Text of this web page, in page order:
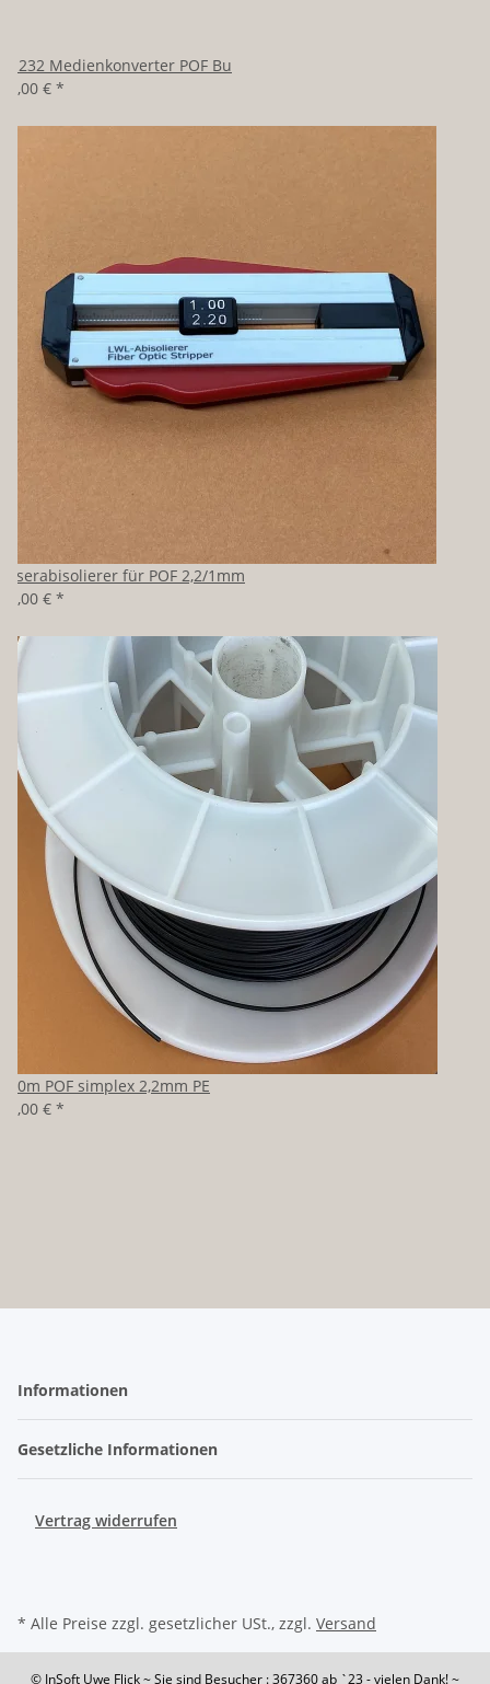
RS232 Medienkonverter POF Bu
98,00 € *
Faserabisolierer für POF 2,2/1mm
39,00 € *
100m POF simplex 2,2mm PE
80,00 € *
Informationen
Gesetzliche Informationen
Vertrag widerrufen
* Alle Preise zzgl. gesetzlicher USt., zzgl. Versand
© InSoft Uwe Flick~ Sie sind Besucher : 367360ab `23 - vielen Dank! ~